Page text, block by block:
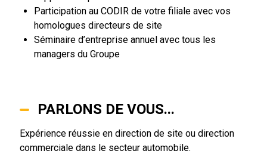
Participation au CODIR de votre filiale avec vos
homologues directeurs de site
Séminaire d’entreprise annuel avec tous les
managers du Groupe
PARLONS DE VOUS...
Expérience réussie en direction de site ou direction
commerciale dans le secteur automobile.